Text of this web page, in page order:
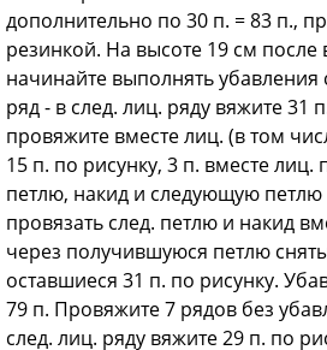
дополнительно по 30 п. = 83 п.,
резинкой. На высоте 19 см
начинайте выполнять убавления
ряд - в след. лиц. ряду вяжите 31
провяжите вместе лиц. (в том
15 п. по рисунку, 3 п. вместе лиц.
петлю, накид и следующую
провязать след. петлю и накид
через получившуюся петлю
оставшиеся 31 п. по рисунку.
79 п. Провяжите 7 рядов без
след. лиц. ряду вяжите 29 п. по